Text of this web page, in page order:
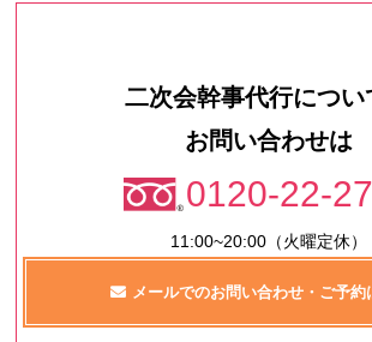
二次会幹事代行につい
お問い合わせは
0120-22-
11:00~20:00（火曜定休）
メールでのお問い合わせ・ご予約